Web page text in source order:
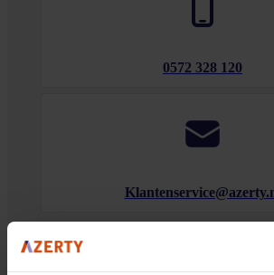
0572 328 120
Meld je aan voor onze